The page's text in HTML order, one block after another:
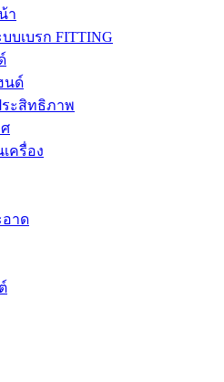
า
บเบรก FITTING
นด์
ระสิทธิภาพ
ครื่อง
าด